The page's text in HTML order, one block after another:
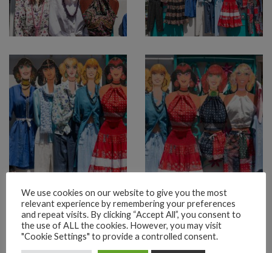
We use cookies on our website to give you the most
relevant experience by remembering your preferences
and repeat visits. By clicking “Accept All”, you consent to
the use of ALL the cookies. However, you may visit
"Cookie Settings" to provide a controlled consent.